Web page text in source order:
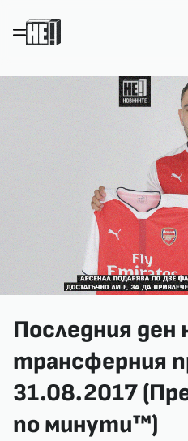
Последния ден
трансферния
31.08.2017
по минути™)